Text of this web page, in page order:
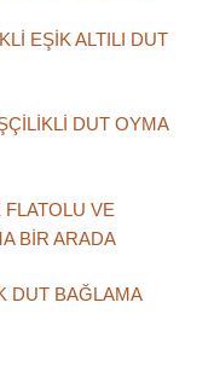
EŞİK ALTILI DUT
DUT OYMA
VE
BİR ARADA
DUT BAĞLAMA